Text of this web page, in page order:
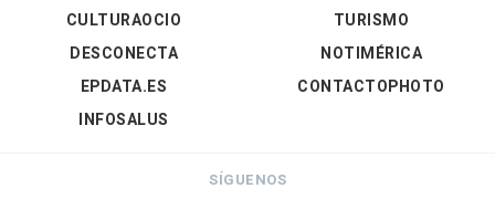
CULTURAOCIO
DESCONECTA
EPDATA.ES
INFOSALUS
TURISMO
NOTIMÉRICA
CONTACTOPHOTO
SÍGUENOS